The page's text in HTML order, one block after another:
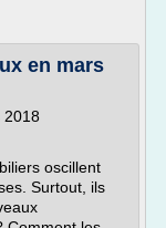
en mars
2018
oscillent
Surtout, ils